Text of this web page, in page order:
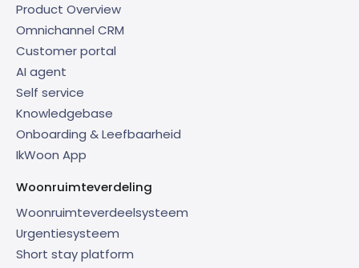
Product Overview
Omnichannel CRM
Customer portal
AI agent
Self service
Knowledgebase
Onboarding & Leefbaarheid
IkWoon App
Woonruimteverdeling
Woonruimteverdeelsysteem
Urgentiesysteem
Short stay platform